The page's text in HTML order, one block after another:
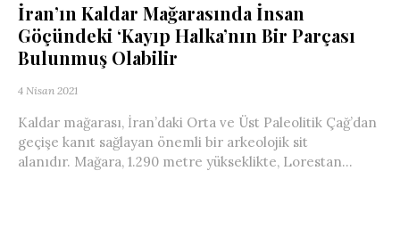
İran’ın Kaldar Mağarasında İnsan
Göçündeki ‘Kayıp Halka’nın Bir Parçası
Bulunmuş Olabilir
4 Nisan 2021
Kaldar mağarası, İran’daki Orta ve Üst Paleolitik Çağ’dan
geçişe kanıt sağlayan önemli bir arkeolojik sit
alanıdır. Mağara, 1.290 metre yükseklikte, Lorestan...